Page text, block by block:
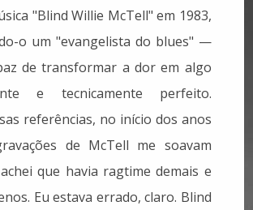
"Blind Willie McTell" em 1983,
o um "evangelista do blues" —
de transformar a dor em algo
e tecnicamente perfeito.
referências, no início dos anos
de McTell me soavam
que havia ragtime demais e
Eu estava errado, claro. Blind